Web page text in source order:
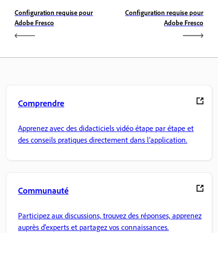
Configuration requise pour
Adobe Fresco
Configuration requise pour
Adobe Fresco
Comprendre
Apprenez avec des didacticiels vidéo étape par étape et
des conseils pratiques directement dans l’application.
Communauté
Participez aux discussions, trouvez des réponses, apprenez
auprès d'experts et partagez vos connaissances.